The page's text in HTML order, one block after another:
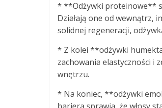
* **Odżywki proteinowe**
Działają one od wewnątrz,
solidnej regeneracji,
* Z kolei **odżywki
zachowania elastyczności i
wnętrzu.
* Na koniec, **odżywki